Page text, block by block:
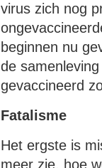
virus zich nog
beginnen nu
de
gevaccineerd
Fatalisme
Het ergste is
meer zie, hoe